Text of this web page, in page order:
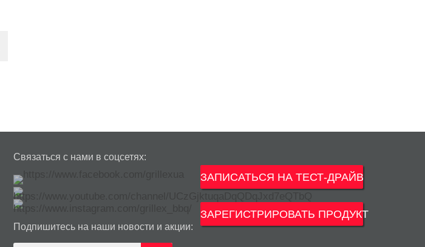
Связаться с нами в соцсетях:
Подпишитесь на наши новости и акции:
ЗАПИСАТЬСЯ НА ТЕСТ-ДРАЙВ
ЗАРЕГИСТРИРОВАТЬ ПРОДУКТ